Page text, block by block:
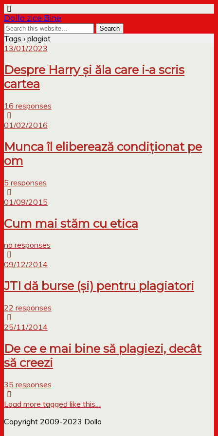
Dollo zice Bine
Tags › plagiat
13/01/2023
Despre Harry și ăla care i-a scris
cartea
16 responses
01/02/2016
Munca îl eliberează condiționat pe
om
5 responses
01/09/2015
Cum mai stăm cu etica
no responses
09/12/2014
JTI dă burse (și) pentru plagiatori
22 responses
25/11/2014
De ce e mai bine să plagiezi, decât
să creezi
35 responses
Load more tagged like this…
Copyright 2009-2023 Dollo